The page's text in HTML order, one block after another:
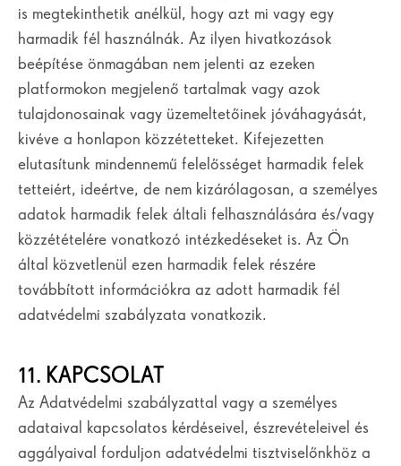
is megtekinthetik anélkül, hogy azt mi vagy egy
harmadik fél használnák. Az ilyen hivatkozások
beépítése önmagában nem jelenti az ezeken
platformokon megjelenő tartalmak vagy azok
tulajdonosainak vagy üzemeltetőinek jóváhagyását,
kivéve a honlapon közzétetteket. Kifejezetten
elutasítunk mindennemű felelősséget harmadik felek
tetteiért, ideértve, de nem kizárólagosan, a személyes
adatok harmadik felek általi felhasználására és/vagy
közzétételére vonatkozó intézkedéseket is. Az Ön
által közvetlenül ezen harmadik felek részére
továbbított információkra az adott harmadik fél
adatvédelmi szabályzata vonatkozik.
11. KAPCSOLAT
Az Adatvédelmi szabályzattal vagy a személyes
adataival kapcsolatos kérdéseivel, észrevételeivel és
aggályaival forduljon adatvédelmi tisztviselőnkhöz a